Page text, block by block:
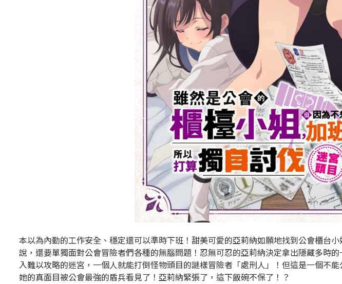
本以為內勤的工作安全、穩定還可以準時下班！甜美可愛的亞莉納如願地找到公會櫃台
說，還要單獨面對公會冒險者們各種的無腦問題！忍無可忍的亞莉納決定拿出隱藏多時
入難以攻略的迷宮，一個人就能打倒怪物頭目的謎樣冒險者「處刑人」！但這是一個不
她的真面目被公會最強的盾兵看見了！亞莉納緊張了，這下飯碗不保了！？